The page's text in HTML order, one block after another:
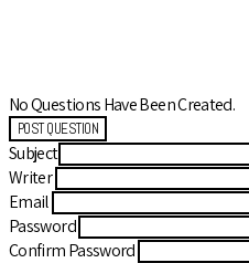
No Questions Have Been Created.
POST QUESTION
Subject
Writer
Email
Password
Confirm Password